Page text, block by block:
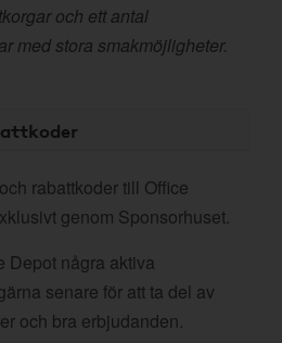
och ett antal
med stora smakmöjligheter.
rabattkoder till Office
genom Sponsorhuset.
Depot några aktiva
senare för att ta del av
och bra erbjudanden.